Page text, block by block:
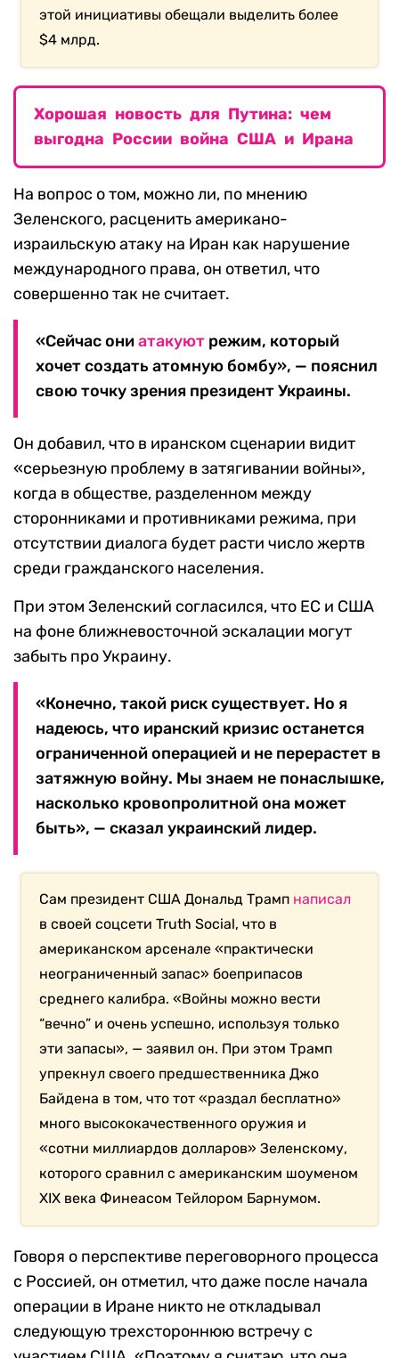
этой инициативы обещали выделить более
$4 млрд.
Хорошая новость для Путина: чем
выгодна России война США и Ирана
На вопрос о том, можно ли, по мнению
Зеленского, расценить американо-
израильскую атаку на Иран как нарушение
международного права, он ответил, что
совершенно так не считает.
«Сейчас ониатакуют режим, который
хочет создать атомную бомбу», — пояснил
свою точку зрения президент Украины.
Он добавил, что в иранском сценарии видит
«серьезную проблему в затягивании войны»,
когда в обществе, разделенном между
сторонниками и противниками режима, при
отсутствии диалога будет расти число жертв
среди гражданского населения.
При этом Зеленский согласился, что ЕС и США
на фоне ближневосточной эскалации могут
забыть про Украину.
«Конечно, такой риск существует. Но я
надеюсь, что иранский кризис останется
ограниченной операцией и не перерастет в
затяжную войну. Мы знаем не понаслышке,
насколько кровопролитной она может
быть», — сказал украинский лидер.
Сам президент США Дональд Трамп написал
в своей соцсети Truth Social, что в
американском арсенале «практически
неограниченный запас» боеприпасов
среднего калибра. «Войны можно вести
“вечно” и очень успешно, используя только
эти запасы», — заявил он. При этом Трамп
упрекнул своего предшественника Джо
Байдена в том, что тот «раздал бесплатно»
много высококачественного оружия и
«сотни миллиардов долларов» Зеленскому,
которого сравнил с американским шоуменом
XIX века Финеасом Тейлором Барнумом.
Говоря о перспективе переговорного процесса
с Россией, он отметил, что даже после начала
операции в Иране никто не откладывал
следующую трехстороннюю встречу с